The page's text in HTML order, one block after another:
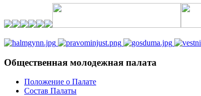
Общественная молодежная палата
Положение о Палате
Состав Палаты